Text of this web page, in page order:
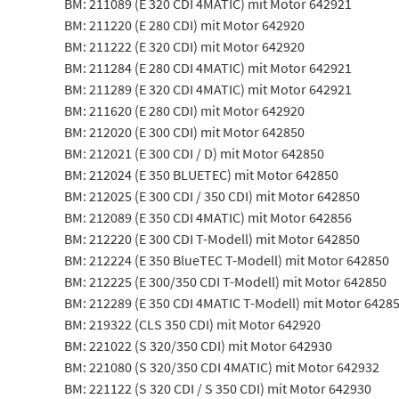
BM: 211089 (E 320 CDI 4MATIC) mit Motor 642921
BM: 211220 (E 280 CDI) mit Motor 642920
BM: 211222 (E 320 CDI) mit Motor 642920
BM: 211284 (E 280 CDI 4MATIC) mit Motor 642921
BM: 211289 (E 320 CDI 4MATIC) mit Motor 642921
BM: 211620 (E 280 CDI) mit Motor 642920
BM: 212020 (E 300 CDI) mit Motor 642850
BM: 212021 (E 300 CDI / D) mit Motor 642850
BM: 212024 (E 350 BLUETEC) mit Motor 642850
BM: 212025 (E 300 CDI / 350 CDI) mit Motor 642850
BM: 212089 (E 350 CDI 4MATIC) mit Motor 642856
BM: 212220 (E 300 CDI T-Modell) mit Motor 642850
BM: 212224 (E 350 BlueTEC T-Modell) mit Motor 642850
BM: 212225 (E 300/350 CDI T-Modell) mit Motor 642850
BM: 212289 (E 350 CDI 4MATIC T-Modell) mit Motor
BM: 219322 (CLS 350 CDI) mit Motor 642920
BM: 221022 (S 320/350 CDI) mit Motor 642930
BM: 221080 (S 320/350 CDI 4MATIC) mit Motor 642932
BM: 221122 (S 320 CDI / S 350 CDI) mit Motor 642930